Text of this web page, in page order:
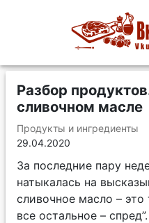
Разбор
сливочном масле
Продукты и ингредиенты
29.04.2020
За последние пару
натыкалась на
сливочное масло –
все остальное –